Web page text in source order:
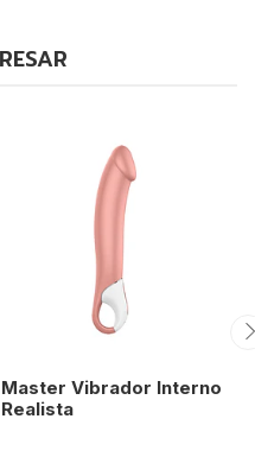
Master Vibrador Interno
Realista